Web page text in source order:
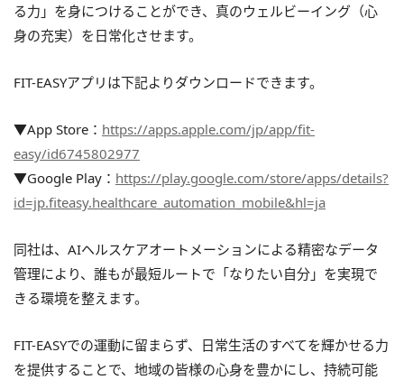
る力」を身につけることができ、真のウェルビーイング（心
身の充実）を日常化させます。
FIT-EASYアプリは下記よりダウンロードできます。
▼App Store： https://apps.apple.com/jp/app/fit-
easy/id6745802977
▼Google Play： https://play.google.com/store/apps/details?
id=jp.fiteasy.healthcare_automation_mobile&hl=ja
同社は、AIヘルスケアオートメーションによる精密なデータ
管理により、誰もが最短ルートで「なりたい自分」を実現で
きる環境を整えます。
FIT-EASYでの運動に留まらず、日常生活のすべてを輝かせる力
を提供することで、地域の皆様の心身を豊かにし、持続可能